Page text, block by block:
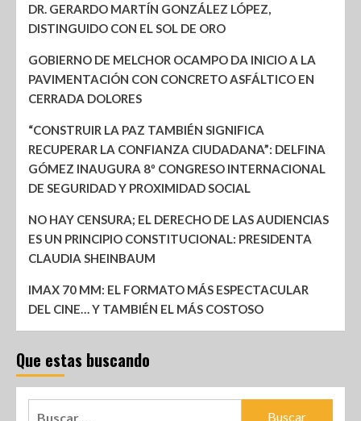
DR. GERARDO MARTÍN GONZÁLEZ LÓPEZ,
DISTINGUIDO CON EL SOL DE ORO
GOBIERNO DE MELCHOR OCAMPO DA INICIO A LA
PAVIMENTACIÓN CON CONCRETO ASFÁLTICO EN
CERRADA DOLORES
“CONSTRUIR LA PAZ TAMBIÉN SIGNIFICA
RECUPERAR LA CONFIANZA CIUDADANA”: DELFINA
GÓMEZ INAUGURA 8º CONGRESO INTERNACIONAL
DE SEGURIDAD Y PROXIMIDAD SOCIAL
NO HAY CENSURA; EL DERECHO DE LAS AUDIENCIAS
ES UN PRINCIPIO CONSTITUCIONAL: PRESIDENTA
CLAUDIA SHEINBAUM
IMAX 70 MM: EL FORMATO MÁS ESPECTACULAR
DEL CINE… Y TAMBIÉN EL MÁS COSTOSO
Que estas buscando